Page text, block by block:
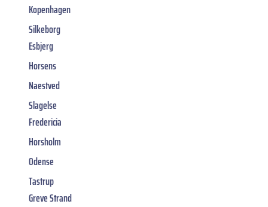
Kopenhagen
Silkeborg
Esbjerg
Horsens
Naestved
Slagelse
Fredericia
Horsholm
Odense
Tastrup
Greve Strand